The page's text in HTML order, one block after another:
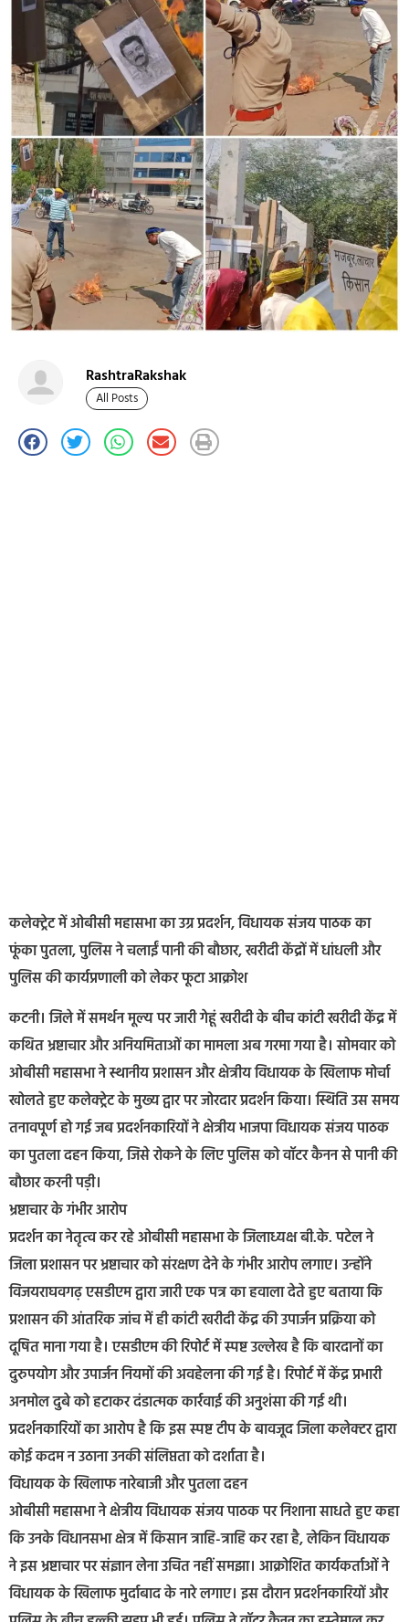
RashtraRakshak
All Posts
कलेक्ट्रेट में ओबीसी महासभा का उग्र प्रदर्शन, विधायक संजय पाठक का
फूंका पुतला, पुलिस ने चलाईं पानी की बौछार, खरीदी केंद्रों में धांधली और
पुलिस की कार्यप्रणाली को लेकर फूटा आक्रोश
​कटनी। जिले में समर्थन मूल्य पर जारी गेहूं खरीदी के बीच कांटी खरीदी केंद्र में
कथित भ्रष्टाचार और अनियमिताओं का मामला अब गरमा गया है। सोमवार को
ओबीसी महासभा ने स्थानीय प्रशासन और क्षेत्रीय विधायक के खिलाफ मोर्चा
खोलते हुए कलेक्ट्रेट के मुख्य द्वार पर जोरदार प्रदर्शन किया। स्थिति उस समय
तनावपूर्ण हो गई जब प्रदर्शनकारियों ने क्षेत्रीय भाजपा विधायक संजय पाठक
का पुतला दहन किया, जिसे रोकने के लिए पुलिस को वॉटर कैनन से पानी की
बौछार करनी पड़ी।
भ्रष्टाचार के गंभीर आरोप
​प्रदर्शन का नेतृत्व कर रहे ओबीसी महासभा के जिलाध्यक्ष बी.के. पटेल ने
जिला प्रशासन पर भ्रष्टाचार को संरक्षण देने के गंभीर आरोप लगाए। उन्होंने
विजयराघवगढ़ एसडीएम द्वारा जारी एक पत्र का हवाला देते हुए बताया कि
प्रशासन की आंतरिक जांच में ही कांटी खरीदी केंद्र की उपार्जन प्रक्रिया को
दूषित माना गया है। ​एसडीएम की रिपोर्ट में स्पष्ट उल्लेख है कि बारदानों का
दुरुपयोग और उपार्जन नियमों की अवहेलना की गई है। रिपोर्ट में केंद्र प्रभारी
अनमोल दुबे को हटाकर दंडात्मक कार्रवाई की अनुशंसा की गई थी।
प्रदर्शनकारियों का आरोप है कि इस स्पष्ट टीप के बावजूद जिला कलेक्टर द्वारा
कोई कदम न उठाना उनकी संलिप्तता को दर्शाता है।
​विधायक के खिलाफ नारेबाजी और पुतला दहन
​ओबीसी महासभा ने क्षेत्रीय विधायक संजय पाठक पर निशाना साधते हुए कहा
कि उनके विधानसभा क्षेत्र में किसान त्राहि-त्राहि कर रहा है, लेकिन विधायक
ने इस भ्रष्टाचार पर संज्ञान लेना उचित नहीं समझा। आक्रोशित कार्यकर्ताओं ने
विधायक के खिलाफ मुर्दाबाद के नारे लगाए। इस दौरान प्रदर्शनकारियों और